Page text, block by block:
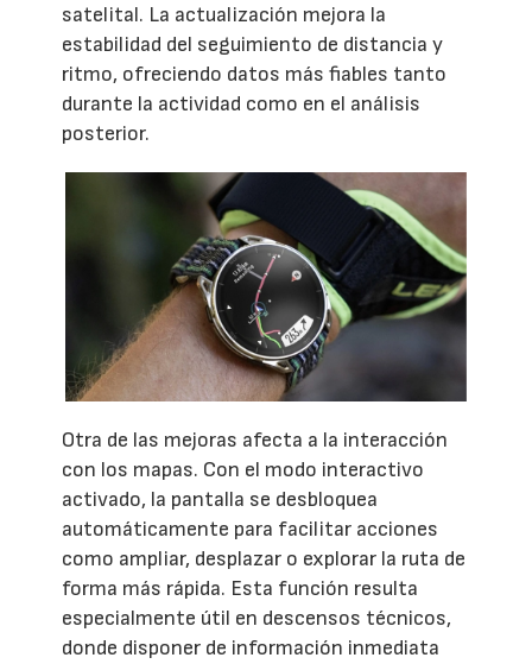
satelital. La actualización mejora la
estabilidad del seguimiento de distancia y
ritmo, ofreciendo datos más fiables tanto
durante la actividad como en el análisis
posterior.
Otra de las mejoras afecta a la interacción
con los mapas. Con el modo interactivo
activado, la pantalla se desbloquea
automáticamente para facilitar acciones
como ampliar, desplazar o explorar la ruta de
forma más rápida. Esta función resulta
especialmente útil en descensos técnicos,
donde disponer de información inmediata